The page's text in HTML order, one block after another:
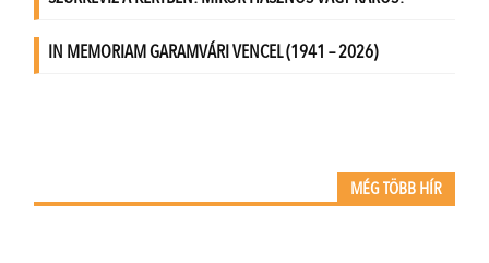
MÉG TÖBB HÍR